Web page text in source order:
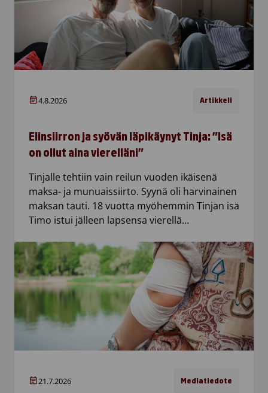
4.8.2026 Artikkeli
Elinsiirron ja syövän läpikäynyt Tinja: ”Isä
on ollut aina vierelläni”
Tinjalle tehtiin vain reilun vuoden ikäisenä
maksa- ja munuaissiirto. Syynä oli harvinainen
maksan tauti. 18 vuotta myöhemmin Tinjan isä
Timo istui jälleen lapsensa vierellä…
21.7.2026 Mediatiedote